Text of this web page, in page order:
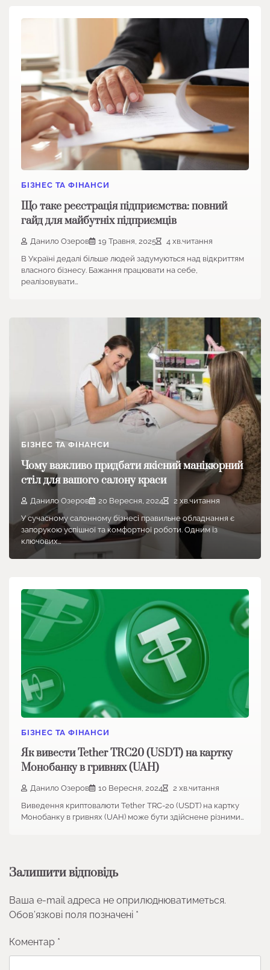
БІЗНЕС ТА ФІНАНСИ
Що таке реєстрація підприємства: повний
гайд для майбутніх підприємців
Данило Озеров 19 Травня, 2025
4 хв.читання
В Україні дедалі більше людей задумуються над відкриттям
власного бізнесу. Бажання працювати на себе,
реалізовувати…
БІЗНЕС ТА ФІНАНСИ
Чому важливо придбати якісний манікюрний
стіл для вашого салону краси
Данило Озеров 20 Вересня, 2024
2 хв.читання
У сучасному салонному бізнесі правильне обладнання є
запорукою успішної та комфортної роботи. Одним із
ключових…
БІЗНЕС ТА ФІНАНСИ
Як вивести Tether TRC20 (USDT) на картку
Монобанку в гривнях (UAH)
Данило Озеров 10 Вересня, 2024
2 хв.читання
Виведення криптовалюти Tether TRC-20 (USDT) на картку
Монобанку в гривнях (UAH) може бути здійснене різними…
Залишити відповідь
Ваша e-mail адреса не оприлюднюватиметься.
Обов’язкові поля позначені *
Коментар *